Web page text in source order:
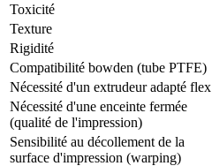
Toxicité
Texture
Rigidité
Compatibilité bowden (tube PTFE)
Nécessité d'un extrudeur adapté flex
Nécessité d'une enceinte fermée
(qualité de l'impression)
Sensibilité au décollement de la
surface d'impression (warping)